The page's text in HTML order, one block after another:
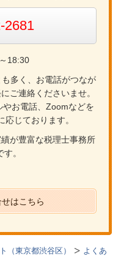
2681
18:30
多く、お電話がつなが
ご連絡くださいませ。
お電話、Zoomなどを
じております。
が豊富な税理士事務所
。
はこちら
（東京都渋谷区）
よくあ